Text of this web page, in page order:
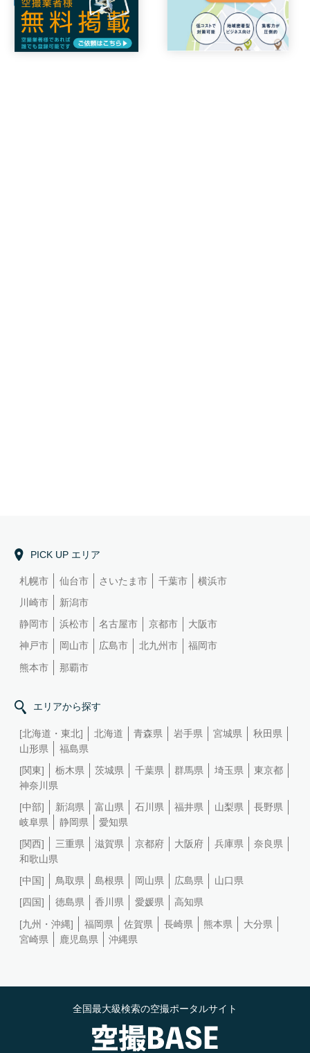
PICK UP エリア
札幌市 仙台市 さいたま市 千葉市
横浜市
川崎市
新潟市
静岡市
浜松市 名古屋市 京都市
大阪市
神戸市
岡山市 広島市 北九州市
福岡市
熊本市
那覇市
エリアから探す
[北海道・東北] 北海道 青森県 岩手県 宮城県
秋田県
山形県
福島県
[関東]
栃木県 茨城県 千葉県 群馬県 埼玉県
東京都
神奈川県
[中部]
新潟県 富山県 石川県 福井県 山梨県
長野県
岐阜県
静岡県
愛知県
[関西]
三重県 滋賀県 京都府 大阪府 兵庫県
奈良県
和歌山県
[中国]
鳥取県 島根県 岡山県 広島県
山口県
[四国]
徳島県 香川県 愛媛県
高知県
[九州・沖縄]
福岡県 佐賀県 長崎県 熊本県
大分県
宮崎県
鹿児島県 沖縄県
全国最大級検索の空撮ポータルサイト